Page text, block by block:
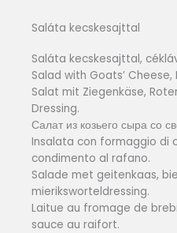
Saláta kecskesajttal
Saláta kecskesajttal,
Salad with Goats’
Salat mit Ziegenkäse,
Dressing.
Салат из козьего сыра со
Insalata con formaggio di
condimento al rafano.
Salade met geitenkaas,
mieriksworteldressing.
Laitue au fromage de
sauce au raifort.